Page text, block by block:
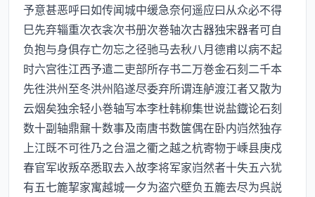
予意甚恶呼曰如传闻城中缓急奈何遥应曰从众必不得
巳先弃辎重次衣衾次书册次巻轴次古器独宋器者可自
负抱与身俱存亡勿忘之径驰马去秋八月德甫以病不起
时六宫徃江西予遣二吏部所存书二万巻金石刻二千本
先徃洪州至冬洪州陷遂尽委弃所谓连舻渡江者又散为
云烟矣独余轻小巻轴写本李杜韩柳集世说盐鐡论石刻
数十副轴鼎鼐十数事及南唐书数箧偶在卧内岿然独存
上江既不可徃乃之台温之衢之越之杭寄物于嵊县庚戍
春官军收叛卒悉取去入故李将军家岿然者十失五六犹
有五七簏挈家寓越城一夕为盗穴壁负五簏去尽为呉説